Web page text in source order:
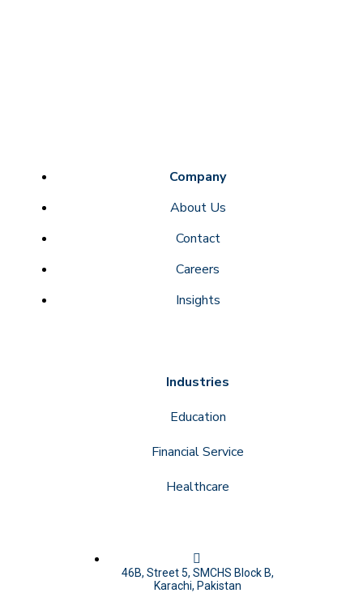
Company
About Us
Contact
Careers
Insights
Industries
Education
Financial Service
Healthcare
46B, Street 5, SMCHS Block B,
Karachi, Pakistan